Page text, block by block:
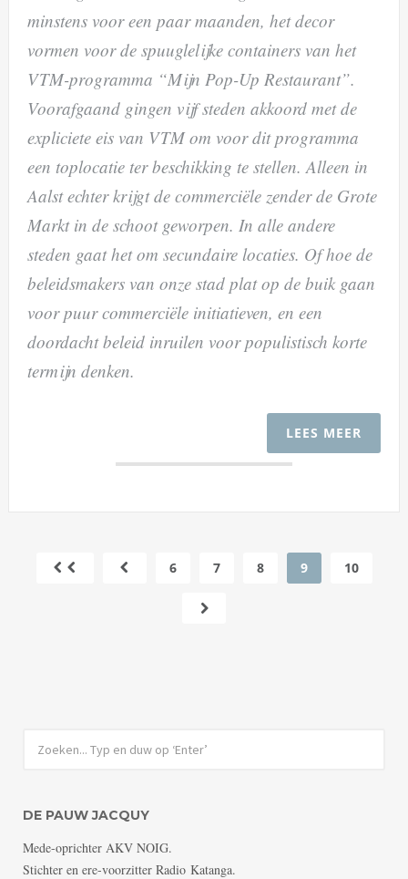
minstens voor een paar maanden, het decor
vormen voor de spuuglelijke containers van het
VTM-programma “Mijn Pop-Up Restaurant”.
Voorafgaand gingen vijf steden akkoord met de
expliciete eis van VTM om voor dit programma
een toplocatie ter beschikking te stellen. Alleen in
Aalst echter krijgt de commerciële zender de Grote
Markt in de schoot geworpen. In alle andere
steden gaat het om secundaire locaties. Of hoe de
beleidsmakers van onze stad plat op de buik gaan
voor puur commerciële initiatieven, en een
doordacht beleid inruilen voor populistisch korte
termijn denken.
LEES MEER
6 7 8 9 10
DE PAUW JACQUY
Mede-oprichter AKV NOIG.
Stichter en ere-voorzitter Radio Katanga.